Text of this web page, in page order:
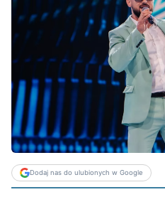
Dodaj nas do ulubionych w Google